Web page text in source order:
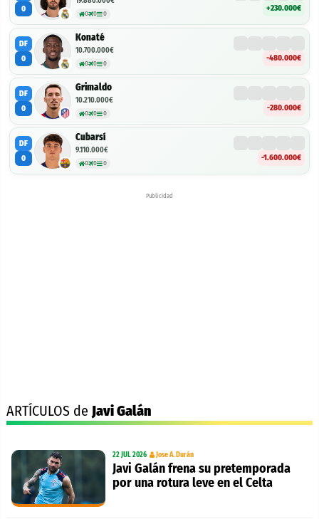
0 0 0 0
+230.000€
DF
0
Konaté
10.700.000€
0 0 0
-480.000€
DF
0
Grimaldo
10.210.000€
0 0 0
-280.000€
DF
0
Cubarsí
9.110.000€
0 0 0
-1.600.000€
Publicidad
ARTÍCULOS de Javi Galán
22 JUL 2026 Jose A. Durán
Javi Galán frena su pretemporada
por una rotura leve en el Celta